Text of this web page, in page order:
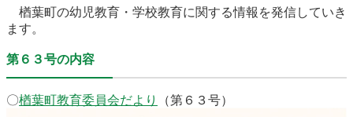
楢葉町について 町長室
町役場・施設
復興・計画 ふるさと納税
楢葉町の幼児教育・学校教育に関する情報を発信していき
ます。
第６３号の内容
〇楢葉町教育委員会だより （第６３号）